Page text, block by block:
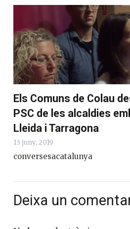
Els Comuns de Colau
PSC de les alcaldies
Lleida i Tarragona
13 juny, 2019
conversesacatalunya
Deixa un